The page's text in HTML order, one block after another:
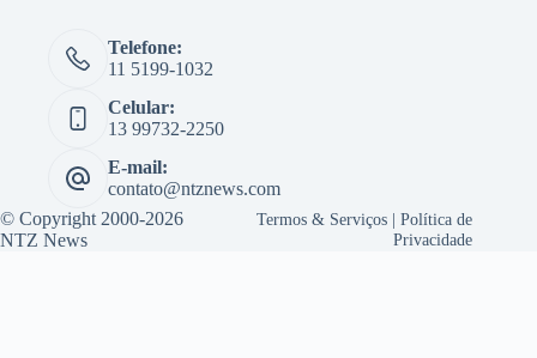
Telefone:
11 5199-1032
Celular:
13 99732-2250
E-mail:
contato@ntznews.com
© Copyright 2000-2026
NTZ News
Termos & Serviços |Política de
Privacidade